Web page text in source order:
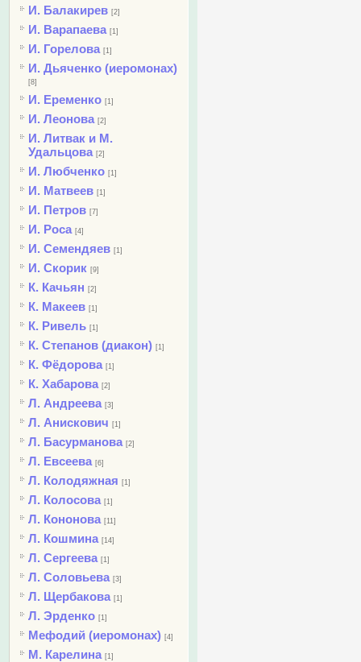
И. Балакирев [2]
И. Варапаева [1]
И. Горелова [1]
И. Дьяченко (иеромонах)
[8]
И. Еременко [1]
И. Леонова [2]
И. Литвак и М.
Удальцова [2]
И. Любченко [1]
И. Матвеев [1]
И. Петров [7]
И. Роса [4]
И. Семендяев [1]
И. Скорик [9]
К. Качьян [2]
К. Макеев [1]
К. Ривель [1]
К. Степанов (диакон) [1]
К. Фёдорова [1]
К. Хабарова [2]
Л. Андреева [3]
Л. Анискович [1]
Л. Басурманова [2]
Л. Евсеева [6]
Л. Колодяжная [1]
Л. Колосова [1]
Л. Кононова [11]
Л. Кошмина [14]
Л. Сергеева [1]
Л. Соловьева [3]
Л. Щербакова [1]
Л. Эрденко [1]
Мефодий (иеромонах) [4]
М. Карелина [1]